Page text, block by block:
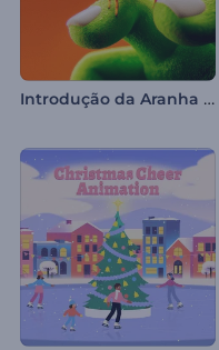
Introdução da Aranha de Halloween